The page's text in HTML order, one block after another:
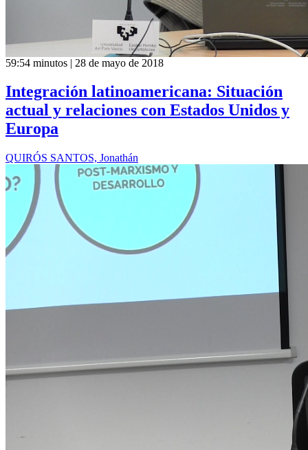
59:54 minutos | 28 de mayo de 2018
Integración latinoamericana: Situación
actual y relaciones con Estados Unidos y
Europa
QUIRÓS SANTOS, Jonathán